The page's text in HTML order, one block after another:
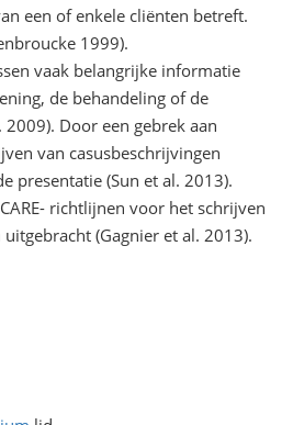
een of enkele cliënten betreft.
1999).
vaak belangrijke informatie
de behandeling of de
Door een gebrek aan
van casusbeschrijvingen
presentatie (Sun et al. 2013).
richtlijnen voor het schrijven
(Gagnier et al. 2013).